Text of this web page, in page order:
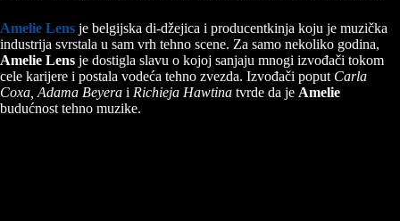
Amelie Lens je belgijska di-džejica i producentkinja koju je muzička
industrija svrstala u sam vrh tehno scene. Za samo nekoliko godina,
Amelie Lens je dostigla slavu o kojoj sanjaju mnogi izvođači tokom
cele karijere i postala vodeća tehno zvezda. Izvođači poput Carla
Coxa, Adama Beyera i Richieja Hawtina tvrde da je Amelie
budućnost tehno muzike.